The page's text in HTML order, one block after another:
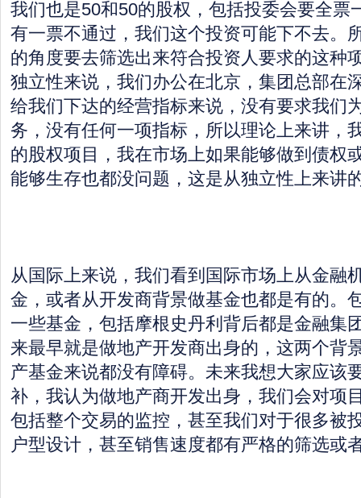
我们也是50和50的股权，包括投委会要全票
有一票不通过，我们这个投资可能下不去。
的角度要去筛选出来符合投资人要求的这种
独立性来说，我们办公在北京，集团总部在
给我们下达的经营指标来说，没有要求我们
务，没有任何一项指标，所以理论上来讲，
的股权项目，我在市场上如果能够做到债权
能够生存也都没问题，这是从独立性上来讲
从国际上来说，我们看到国际市场上从金融
金，或者从开发商背景做基金也都是有的。
一些基金，包括摩根史丹利背后都是金融集
来最早就是做地产开发商出身的，这两个背
产基金来说都没有障碍。未来我想大家应该
补，我认为做地产商开发出身，我们会对项
包括整个交易的监控，甚至我们对于很多被
户型设计，甚至销售速度都有严格的筛选或